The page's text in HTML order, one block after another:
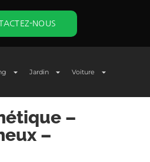
NOUS
Jardin Voiture
–
–